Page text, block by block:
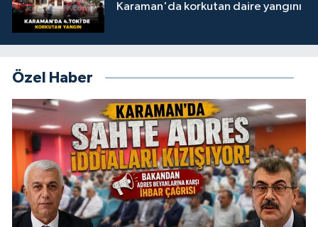
Karaman'da korkutan daire yangını
Özel Haber